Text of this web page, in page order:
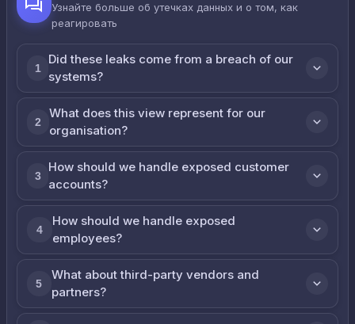
Узнайте больше об утечках данных и о том, как
реагировать
1
Did these leaks come from a breach of our
systems?
2
What does this view represent for our
organisation?
3
How should we handle exposed customer
accounts?
4
How should we handle exposed
employees?
5
What about third-party vendors and
partners?